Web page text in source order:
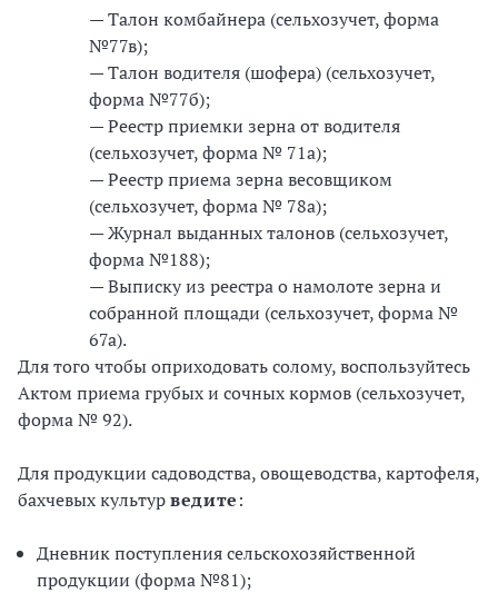
— Талон комбайнера (сельхозучет, форма
№77в);
— Талон водителя (шофера) (сельхозучет,
форма №77б);
— Реестр приемки зерна от водителя
(сельхозучет, форма № 71а);
— Реестр приема зерна весовщиком
(сельхозучет, форма № 78а);
— Журнал выданных талонов (сельхозучет,
форма №188);
— Выписку из реестра о намолоте зерна и
собранной площади (сельхозучет, форма №
67а).
Для того чтобы оприходовать солому, воспользуйтесь
Актом приема грубых и сочных кормов (сельхозучет,
форма № 92).
Для продукции садоводства, овощеводства, картофеля,
бахчевых культурведите:
Дневник поступления сельскохозяйственной
продукции (форма №81);